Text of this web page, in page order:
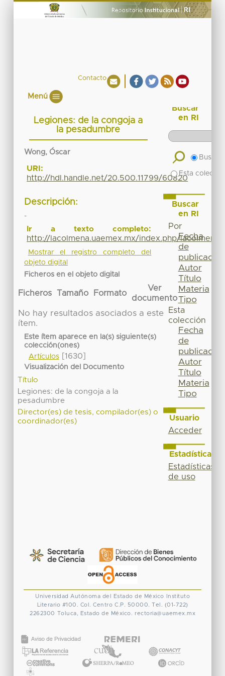
Contacto
Menú
Legiones: de la congoja a
la pesadumbre
Wong, Óscar
URI:
http://hdl.handle.net/20.500.11799/60820
Descripción:
-
Ir a texto completo:
http://lacolmena.uaemex.mx/index.php/
Mostrar el registro completo del
objeto digital
Ficheros en el objeto digital
Ficheros Tamaño Formato
Ver
documento
No hay resultados asociados a este
ítem.
Este ítem aparece en la(s) siguiente(s)
colección(ones)
Artículos[1630]
Visualización del Documento
Título
Legiones: de la congoja a la
pesadumbre
Director(es) de tesis, compilador(es) o
coordinador(es)
Buscar
en RI
Buscar
Esta
Buscar
en RI
Por
Fecha
de
publicación
Autor
Título
Materia
Tipo
Esta
colección
Fecha
de
publicación
Autor
Título
Materia
Tipo
Usuario
Acceder
Estadísticas
Estadísticas
de uso
Universidad Autónoma del Estado de México
Instituto
Literario #100. Col. Centro C.P. 50000. Tel. (01-722)
2262300 Toluca, Estado de México. rectoria@uaemex.mx